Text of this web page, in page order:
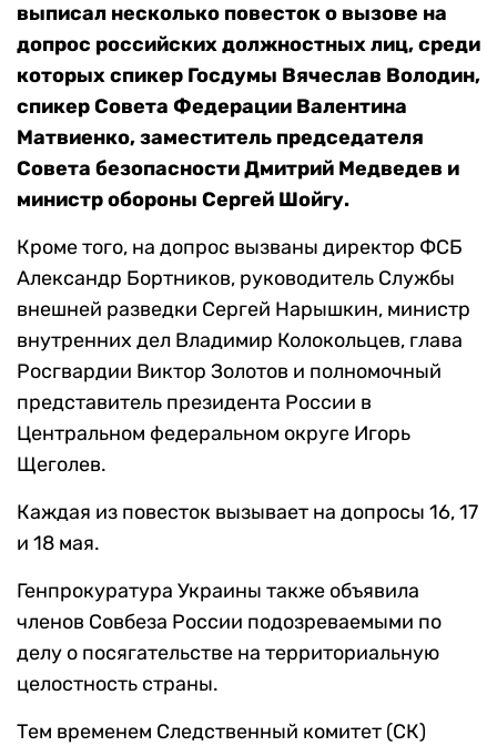
выписал несколько повесток о вызове на
допрос российских должностных лиц, среди
которых спикер Госдумы Вячеслав Володин,
спикер Совета Федерации Валентина
Матвиенко, заместитель председателя
Совета безопасности Дмитрий Медведев и
министр обороны Сергей Шойгу.
Кроме того, на допрос вызваны директор ФСБ
Александр Бортников, руководитель Службы
внешней разведки Сергей Нарышкин, министр
внутренних дел Владимир Колокольцев, глава
Росгвардии Виктор Золотов и полномочный
представитель президента России в
Центральном федеральном округе Игорь
Щеголев.
Каждая из повесток вызывает на допросы 16, 17
и 18 мая.
Генпрокуратура Украины также объявила
членов Совбеза России подозреваемыми по
делу о посягательстве на территориальную
целостность страны.
Тем временем Следственный комитет (СК)